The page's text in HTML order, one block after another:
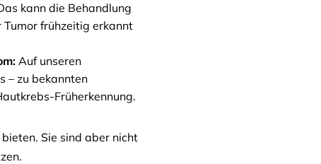
kann die Behandlung
frühzeitig erkannt
Auf unseren
– zu bekannten
Früherkennung.
Sie sind aber nicht